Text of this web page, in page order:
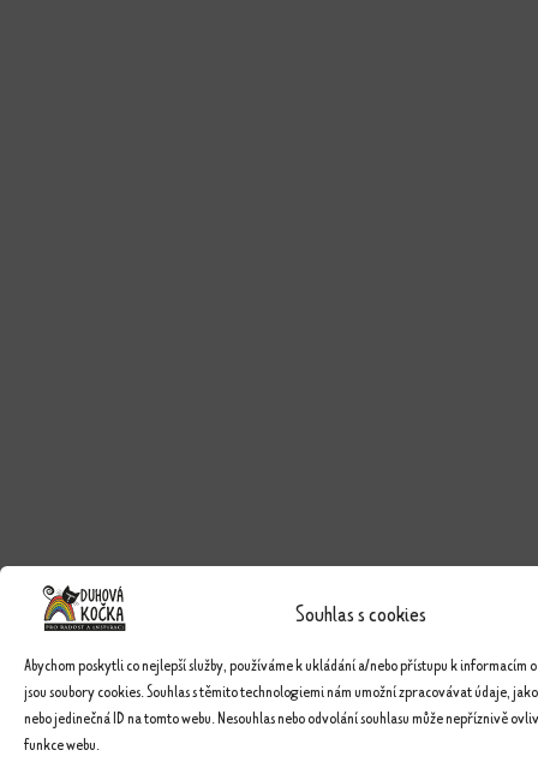
Souhlas s cookies
Abychom poskytli co nejlepší služby, používáme k ukládání a/nebo přístupu k informacím
jsou soubory cookies. Souhlas s těmito technologiemi nám umožní zpracovávat údaje,
nebo jedinečná ID na tomto webu. Nesouhlas nebo odvolání souhlasu může nepříznivě
funkce webu.